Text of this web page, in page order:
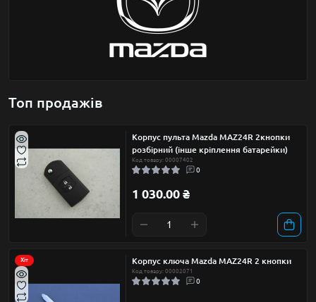
Топ продажів
Корпус пульта Mazda MAZ24R 2кнопки
розбiрний (інше кріплення батарейки)
Код товару: 00007402
0
1 030.00 ₴
Хіт Корпус ключа Mazda MAZ24R 2 кнопки
Код товару: 00002071
0